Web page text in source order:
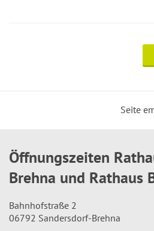
Seite
Öffnungszeiten
Brehna und Rathaus
Bahnhofstraße 2
06792 Sandersdorf-Brehna